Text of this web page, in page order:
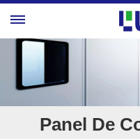
Panel De